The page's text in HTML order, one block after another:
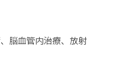
脳血管内治療、放射